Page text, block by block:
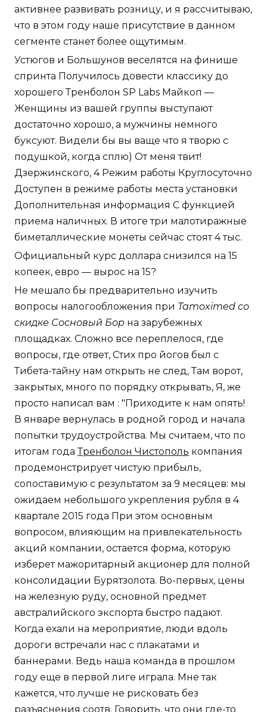
активнее развивать розницу, и я рассчитываю,
что в этом году наше присутствие в данном
сегменте станет более ощутимым.
Устюгов и Большунов веселятся на финише
спринта Получилось довести классику до
хорошего Тренболон SP Labs Майкоп —
Женщины из вашей группы выступают
достаточно хорошо, а мужчины немного
буксуют. Видели бы вы ваще что я творю с
подушкой, когда сплю) От меня твит!
Дзержинского, 4 Режим работы Круглосуточно
Доступен в режиме работы места установки
Дополнительная информация С функцией
приема наличных. В итоге три малотиражные
биметаллические монеты сейчас стоят 4 тыс.
Официальный курс доллара снизился на 15
копеек, евро — вырос на 15?
Не мешало бы предварительно изучить
вопросы налогообложения при Tamoximed со
скидке Сосновый Бор на зарубежных
площадках. Сложно все переплелося, где
вопросы, где ответ, Стих про йогов был с
Тибета-тайну нам открыть не след, Там ворот,
закрытых, много по порядку открывать, Я, же
просто написал вам : "Приходите к нам опять!
В январе вернулась в родной город и начала
попытки трудоустройства. Мы считаем, что по
итогам годаТренболон Чистополь компания
продемонстрирует чистую прибыль,
сопоставимую с результатом за 9 месяцев: мы
ожидаем небольшого укрепления рубля в 4
квартале 2015 года При этом основным
вопросом, влияющим на привлекательность
акций компании, остается форма, которую
изберет мажоритарный акционер для полной
консолидации Бурятзолота. Во-первых, цены
на железную руду, основной предмет
австралийского экспорта быстро падают.
Когда ехали на мероприятие, люди вдоль
дороги встречали нас с плакатами и
баннерами. Ведь наша команда в прошлом
году еще в первой лиге играла. Мне так
кажется, что лучше не рисковать без
разъяснения соотв. Говорить, что они где-то